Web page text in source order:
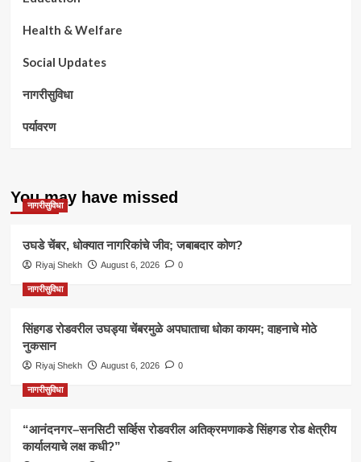
Health & Welfare
Social Updates
नागरीसुविधा
पर्यावरण
You may have missed
नागरीसुविधा
उघडे चेंबर, धोक्यात नागरिकांचे जीव; जबाबदार कोण?
Riyaj Shekh August 6, 2026 0
नागरीसुविधा
सिंहगड रोडवरील उघड्या चेंबरमुळे अपघाताचा धोका कायम; वाहनाचे मोठे
नुकसान
Riyaj Shekh August 6, 2026 0
नागरीसुविधा
“आनंदनगर–सनसिटी सर्व्हिस रोडवरील अतिक्रमणाकडे सिंहगड रोड क्षेत्रीय
कार्यालयाचे लक्ष कधी?”